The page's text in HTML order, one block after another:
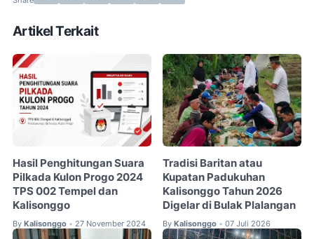
Artikel Terkait
Hasil Penghitungan Suara
Pilkada Kulon Progo 2024
TPS 002 Tempel dan
Kalisonggo
By Kalisonggo • 27 November 2024
Tradisi Baritan atau
Kupatan Padukuhan
Kalisonggo Tahun 2026
Digelar di Bulak Plalangan
By Kalisonggo • 07 Juli 2026